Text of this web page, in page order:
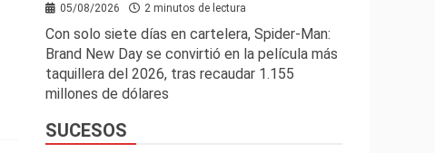
05/08/2026 2 minutos de lectura
Con solo siete días en cartelera, Spider-Man:
Brand New Day se convirtió en la película más
taquillera del 2026, tras recaudar 1.155
millones de dólares
SUCESOS